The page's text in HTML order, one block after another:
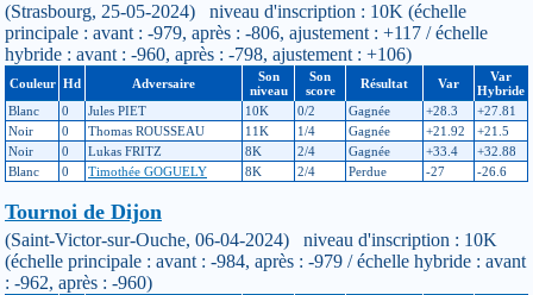
(Strasbourg, 25-05-2024) niveau d'inscription : 10K (échelle
principale : avant : -979, après : -806, ajustement : +117 / échelle
hybride : avant : -960, après : -798, ajustement : +106)
Couleur Hd Adversaire
Son
niveau
Son
score
Résultat Var
Var
Hybride
Blanc
0 Jules PIET 10K 0/2 Gagnée +28.3
+27.81
Noir
0 Thomas ROUSSEAU 11K 1/4 Gagnée +21.92
+21.5
Noir
0 Lukas FRITZ 8K 2/4 Gagnée +33.4
+32.88
Blanc
0 Timothée GOGUELY 8K 2/4 Perdue -27 -26.6
Tournoi de Dijon
(Saint-Victor-sur-Ouche, 06-04-2024) niveau d'inscription : 10K
(échelle principale : avant : -984, après : -979 / échelle hybride : avant
: -962, après : -960)